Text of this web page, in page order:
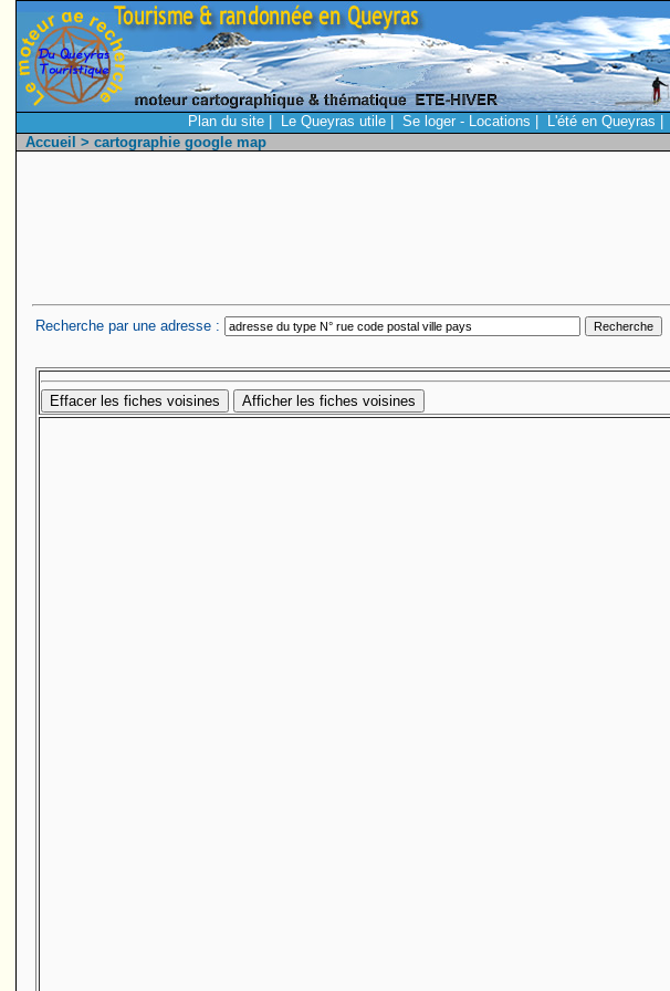
Plan du site| Le Queyras utile| Se loger - Locations L'été en Queyras
Accueil > cartographie google map
Recherche par une adresse :